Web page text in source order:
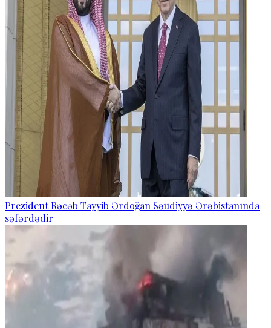
Prezident Rəcəb Tayyib Ərdoğan Səudiyyə Ərəbistanında
səfərdədir